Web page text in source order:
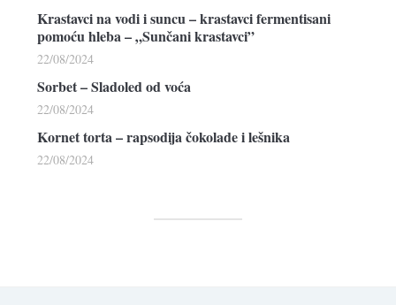
Krastavci na vodi i suncu – krastavci fermentisani
pomoću hleba – „Sunčani krastavci”
22/08/2024
Sorbet – Sladoled od voća
22/08/2024
Kornet torta – rapsodija čokolade i lešnika
22/08/2024